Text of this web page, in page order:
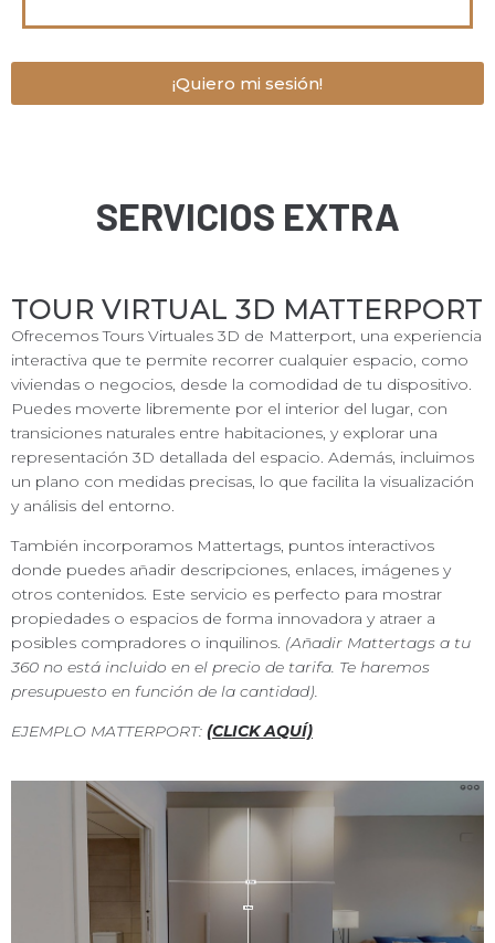
¡Quiero mi sesión!
SERVICIOS EXTRA
TOUR VIRTUAL 3D MATTERPORT
Ofrecemos Tours Virtuales 3D de Matterport, una experiencia
interactiva que te permite recorrer cualquier espacio, como
viviendas o negocios, desde la comodidad de tu dispositivo.
Puedes moverte libremente por el interior del lugar, con
transiciones naturales entre habitaciones, y explorar una
representación 3D detallada del espacio. Además, incluimos
un plano con medidas precisas, lo que facilita la visualización
y análisis del entorno.
También incorporamos Mattertags, puntos interactivos
donde puedes añadir descripciones, enlaces, imágenes y
otros contenidos. Este servicio es perfecto para mostrar
propiedades o espacios de forma innovadora y atraer a
posibles compradores o inquilinos. (Añadir Mattertags a tu
360 no está incluido en el precio de tarifa. Te haremos
presupuesto en función de la cantidad).
EJEMPLO MATTERPORT: (CLICK AQUÍ)